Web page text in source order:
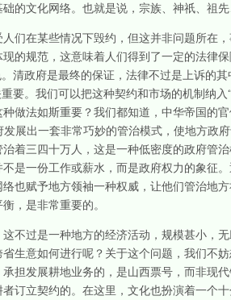
的文化网络。也就是说，宗族、神祇、祖
们在某些情况下毁约，但这并非问题所在
的规范，这意味着人们得到了一定的法律
清政府是最终的保证，法律不过是上诉的
要。我们可以把这种契约和市场的机制纳
做法如斯重要？我们都知道，中华帝国的
发展出一套非常巧妙的管治模式，使地方政
着三四十万人，这是一种低密度的政府管
是一份工作或薪水，而是政府权力的象征
也赋予地方领袖一种权威，让他们管治地
，是非常重要的。
不过是一种地方的经济活动，规模甚小，
省生意如何进行呢？关于这个问题，我们不
担发展耕地业务的，是山西票号，而非现
订立契约的。在这里，文化也扮演着一个